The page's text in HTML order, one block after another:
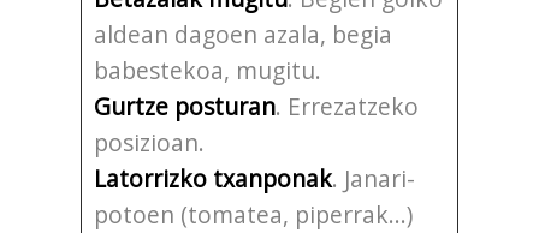
aldean dagoen azala, begia
babestekoa, mugitu.
Gurtze posturan. Errezatzeko
posizioan.
Latorrizko txanponak. Janari-
potoen (tomatea, piperrak...)